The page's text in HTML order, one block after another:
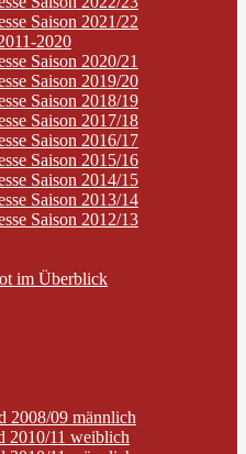
Saison 2021/22
2020
Saison 2020/21
Saison 2019/20
Saison 2018/19
Saison 2017/18
Saison 2016/17
Saison 2015/16
Saison 2014/15
Saison 2013/14
Saison 2012/13
im Überblick
2008/09 männlich
2010/11 weiblich